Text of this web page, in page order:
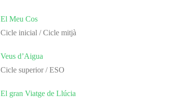
El Meu Cos
Cicle inicial / Cicle mitjà
Veus d’Aigua
Cicle superior / ESO
El gran Viatge de Llúcia